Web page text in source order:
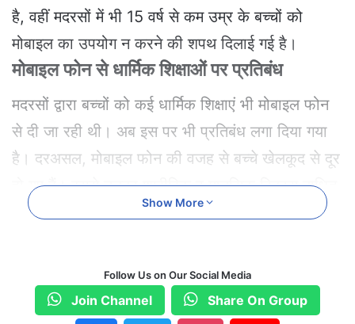
है, वहीं मदरसों में भी 15 वर्ष से कम उम्र के बच्चों को
मोबाइल का उपयोग न करने की शपथ दिलाई गई है।
मोबाइल फोन से धार्मिक शिक्षाओं पर प्रतिबंध
मदरसों द्वारा बच्चों को कई धार्मिक शिक्षाएं भी मोबाइल फोन
से दी जा रही थी। अब इस पर भी प्रतिबंध लगा दिया गया
है। दरअसल, मोबाइल फोन की वजह से बच्चे खेलकूद से दूर
हो गए हैं। इससे उनका शारीरिक व मानसिक विकास बाधित
हो रहा है। बच्चे कई मानसिक बीमारियों के शिकार भी हो रहे
इसी कारण बोहरा समाज धर्मगुरु सैयदना मुफद्दल सैफुद्दीन
सैयदना ने पिछले दिनों प्रवचन के दौरान कहा था कि 15
Show More
Follow Us on Our Social Media
Join Channel Share On Group